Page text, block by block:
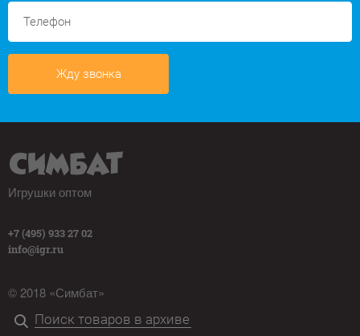
Жду звонка
Игрушки оптом
+7 (495) 933 27 02
info@igr.ru
© 2018 «Симбат»